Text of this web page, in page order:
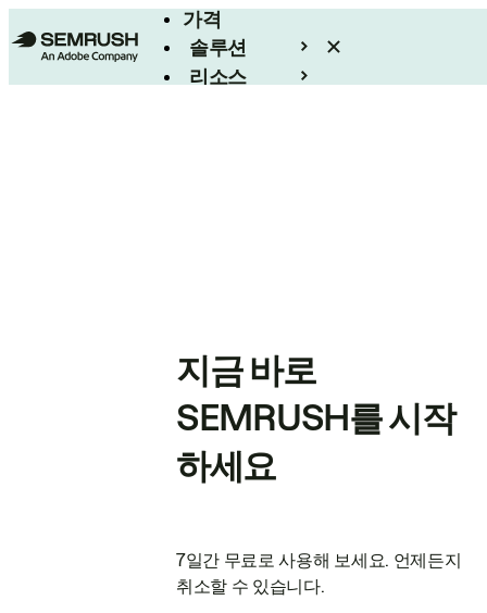
가격
솔루션
리소스
지금 바로
SEMRUSH를 시작
하세요
7일간 무료로 사용해 보세요. 언제든지
취소할 수 있습니다.